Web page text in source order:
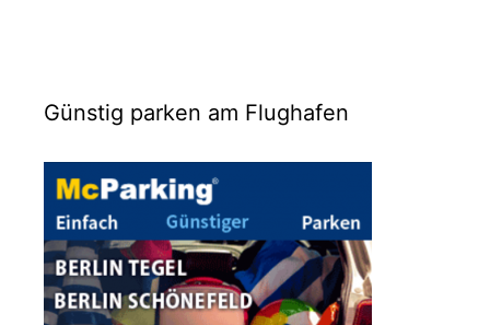
Günstig parken am Flughafen